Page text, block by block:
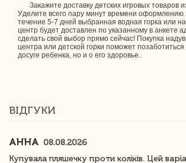
Закажите доставку детских игровых товаров
Уделите всего пару минут времени оформлению
течение 5-7 дней выбранная водная горка или
центр будет доставлен по указанному в анкете
сделать свой выбор прямо сейчас! Покупка
центра или детской горки поможет позаботиться
досуге ребенка, но и о его здоровье.
ВІДГУКИ
АННА 08.08.2026
Купувала пляшечку проти коліків. Цей